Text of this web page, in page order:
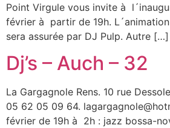
Point Virgule vous invite à
février à partir de 19h.
sera assurée par DJ Pulp. Autre […]
Dj’s – Auch – 32
La Gargagnole Rens. 10 rue
05 62 05 09 64.
février de 19h à 2h : jazz bossa-